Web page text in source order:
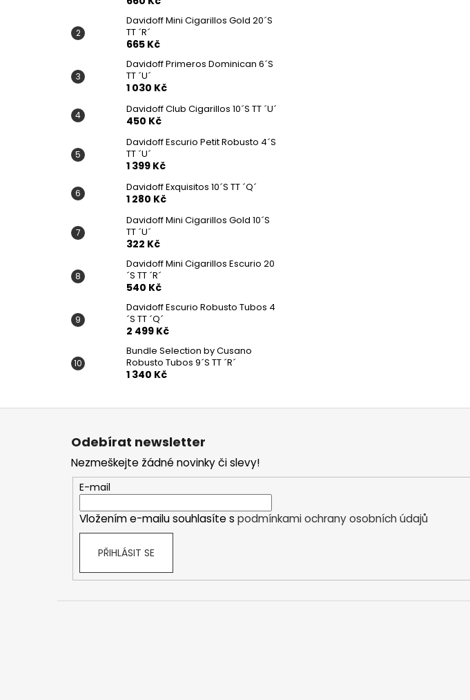
Davidoff Mini Cigarillos Gold 20´S
TT ´R´
665 Kč
Davidoff Primeros Dominican 6´S
TT ´U´
1 030 Kč
Davidoff Club Cigarillos 10´S TT ´U´
450 Kč
Davidoff Escurio Petit Robusto 4´S
TT ´U´
1 399 Kč
Davidoff Exquisitos 10´S TT ´Q´
1 280 Kč
Davidoff Mini Cigarillos Gold 10´S
TT ´U´
322 Kč
Davidoff Mini Cigarillos Escurio 20
´S TT ´R´
540 Kč
Davidoff Escurio Robusto Tubos 4
´S TT ´Q´
2 499 Kč
Bundle Selection by Cusano
Robusto Tubos 9´S TT ´R´
1 340 Kč
Z
Odebírat newsletter
Nezmeškejte žádné novinky či slevy!
E-mail
Vložením e-mailu souhlasíte s podmínkami ochrany osobních údajů
PŘIHLÁSIT SE